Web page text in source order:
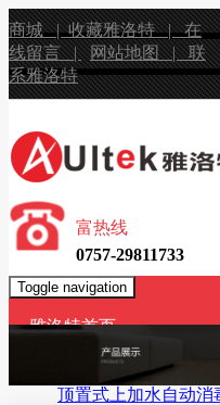
商城 |收藏雅洛特 |在
线留言 | 网站地图 |联
系雅洛特
富热线
0757-29811733
Toggle navigation
雅洛特首页
无水香薰机
顶置式上加水自动消